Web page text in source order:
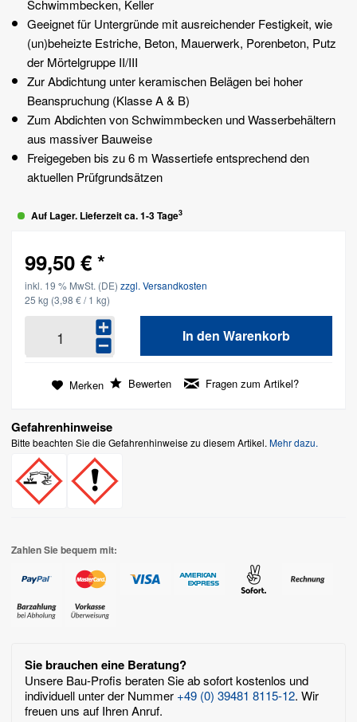
Schwimmbecken, Keller
Geeignet für Untergründe mit ausreichender Festigkeit, wie
(un)beheizte Estriche, Beton, Mauerwerk, Porenbeton, Putz
der Mörtelgruppe II/III
Zur Abdichtung unter keramischen Belägen bei hoher
Beanspruchung (Klasse A & B)
Zum Abdichten von Schwimmbecken und Wasserbehältern
aus massiver Bauweise
Freigegeben bis zu 6 m Wassertiefe entsprechend den
aktuellen Prüfgrundsätzen
Auf Lager. Lieferzeit ca. 1-3 Tage3
99,50 € *
inkl. 19 % MwSt. (DE) zzgl. Versandkosten
25 kg (3,98 € / 1 kg)
In den Warenkorb
Merken Bewerten Fragen zum Artikel?
Gefahrenhinweise
Bitte beachten Sie die Gefahrenhinweise zu diesem Artikel. Mehr dazu.
Zahlen Sie bequem mit:
Sie brauchen eine Beratung?
Unsere Bau-Profis beraten Sie ab sofort kostenlos und
individuell unter der Nummer +49 (0) 39481 8115-12. Wir
freuen uns auf Ihren Anruf.